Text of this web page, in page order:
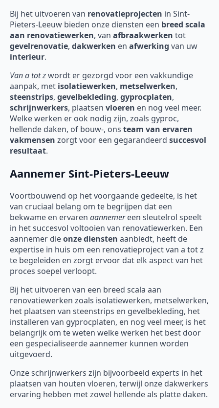
Bij het uitvoeren van renovatieprojecten in Sint-
Pieters-Leeuw bieden onze diensten een breed scala
aan renovatiewerken, van afbraakwerken tot
gevelrenovatie, dakwerken en afwerking van uw
interieur.
Van a tot zwordt er gezorgd voor een vakkundige
aanpak, met isolatiewerken, metselwerken,
steenstrips, gevelbekleding, gyprocplaten,
schrijnwerkers, plaatsen vloeren en nog veel meer.
Welke werken er ook nodig zijn, zoals gyproc,
hellende daken, of bouw-, ons team van ervaren
vakmensen zorgt voor een gegarandeerd succesvol
resultaat.
Aannemer Sint-Pieters-Leeuw
Voortbouwend op het voorgaande gedeelte, is het
van cruciaal belang om te begrijpen dat een
bekwame en ervaren aannemereen sleutelrol speelt
in het succesvol voltooien van renovatiewerken. Een
aannemer dieonze diensten aanbiedt, heeft de
expertise in huis om een renovatieproject van a tot z
te begeleiden en zorgt ervoor dat elk aspect van het
proces soepel verloopt.
Bij het uitvoeren van een breed scala aan
renovatiewerken zoals isolatiewerken, metselwerken,
het plaatsen van steenstrips en gevelbekleding, het
installeren van gyprocplaten, en nog veel meer, is het
belangrijk om te weten welke werken het best door
een gespecialiseerde aannemer kunnen worden
uitgevoerd.
Onze schrijnwerkers zijn bijvoorbeeld experts in het
plaatsen van houten vloeren, terwijl onze dakwerkers
ervaring hebben met zowel hellende als platte daken.